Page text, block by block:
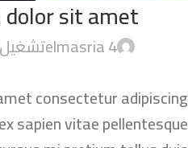
sit amet
4 elmasria تشغيل 26 أبريل، 2025
consectetur adipiscing
sapien vitae pellentesque